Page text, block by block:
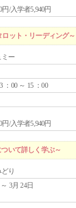
円/入学者5,940円
ット・リーディング
ミー
：00 ～ 15 ：00
円/入学者5,940円
いて詳しく学ぶ～
り
3月 24日